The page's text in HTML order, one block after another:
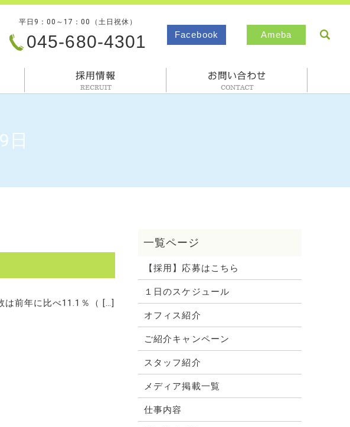
平日9：00～17：00（土日祝休）
045-680-4301 Facebook Ameba
日
前年に比べ11.1％（ […]
【採用】応募はこちら
１日のスケジュール
オフィス紹介
ご紹介キャンペーン
スタッフ紹介
メディア掲載一覧
仕事内容